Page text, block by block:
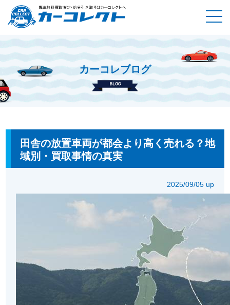
カーコレブログ
ホーム カーコレブログ
田舎の放置車両が都会より高く売れ
る？地域別・買取事情の真実
田舎の放置車両が都会より高く売れる？地
域別・買取事情の真実
2025/09/05 up